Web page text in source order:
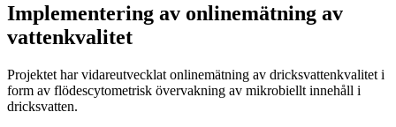
Implementering av onlinemätning av
vattenkvalitet
Projektet har vidareutvecklat onlinemätning av dricksvattenkvalitet i
form av flödescytometrisk övervakning av mikrobiellt innehåll i
dricksvatten.